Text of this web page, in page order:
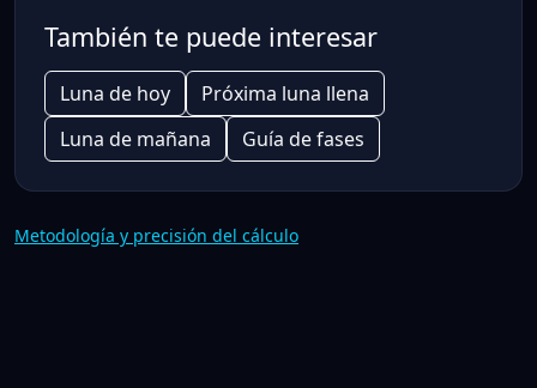
También te puede interesar
Luna de hoy
Próxima luna llena
Luna de mañana
Guía de fases
Metodología y precisión del cálculo